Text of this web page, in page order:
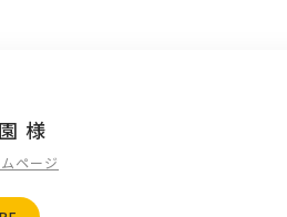
様
ページ